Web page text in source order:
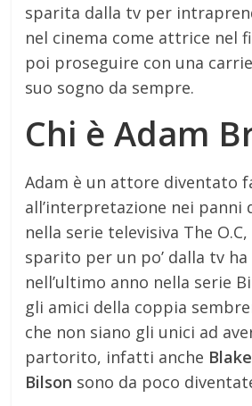
sparita dalla tv per
nel cinema come attrice nel
poi proseguire con una
suo sogno da sempre.
Chi è Adam
Adam è un attore diventato
all’interpretazione nei panni
nella serie televisiva The
sparito per un po’ dalla tv
nell’ultimo anno nella serie
gli amici della coppia
che non siano gli unici ad
partorito, infatti anche
Bilson sono da poco